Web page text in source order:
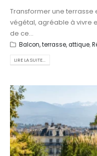
Transformer une
végétal, agréable à vivre
de ce...
Balcon, terrasse, attique,
LIRE LA SUITE...